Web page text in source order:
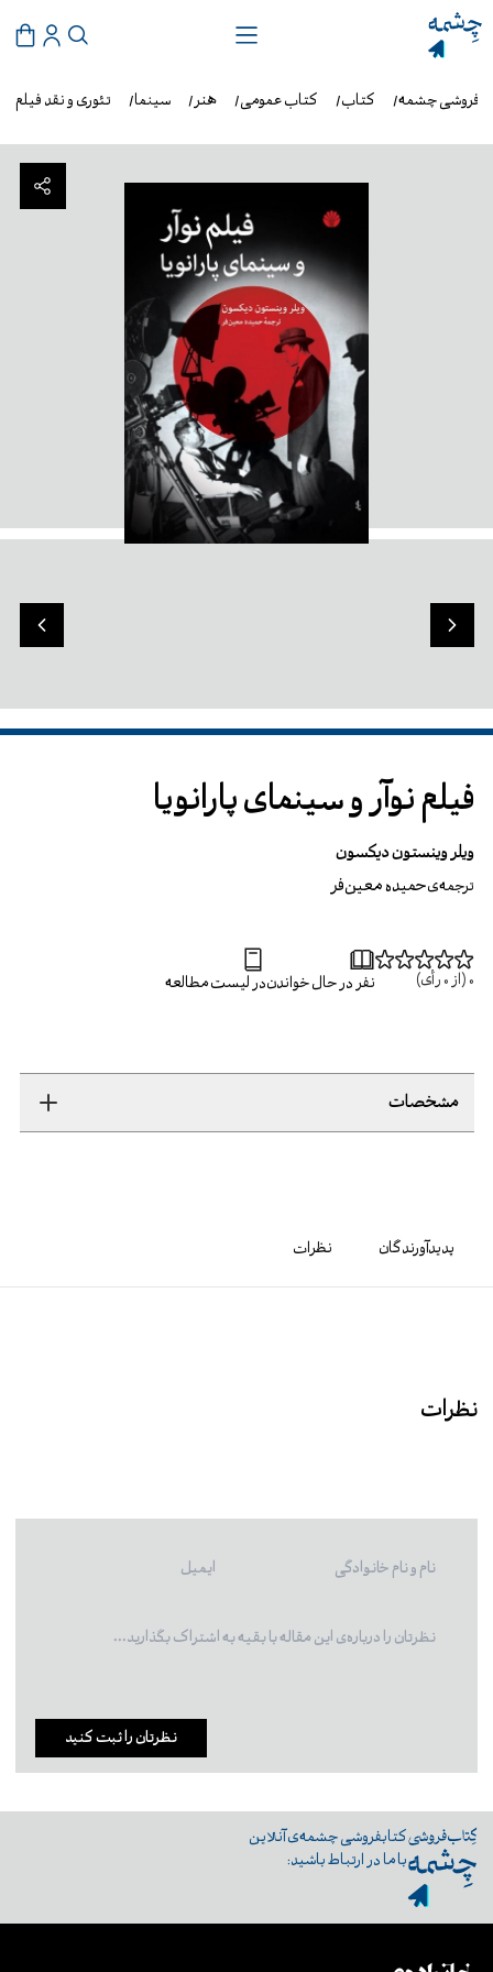
تئوری و نقد فیلم سینما هنر کتاب عمومی کتاب چشمه
فیلم نوآر و سینمای پارانویا
ویلر وینستون دیکسون
ترجمه‌یحمیده معین‌فر
0 (از 0 رأی) نفر در حال خواندندر لیست مطالعه
مشخصات
پدیدآورندگان نظرات
نظرات
نظرتان را ثبت کنید
کتابفروشی چشمه‌ی آنلاین
با ما در ارتباط باشید: